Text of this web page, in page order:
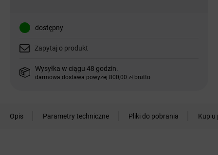
dostępny
Zapytaj o produkt
Wysyłka w ciągu 48 godzin.
darmowa dostawa powyżej 800,00 zł brutto
Opis Parametry techniczne Pliki do pobrania Kup u